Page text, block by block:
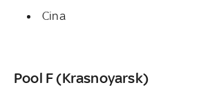
Cina
Pool F (Krasnoyarsk)